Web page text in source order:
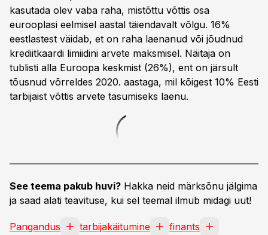
kasutada olev vaba raha, mistõttu võttis osa
eurooplasi eelmisel aastal täiendavalt võlgu. 16%
eestlastest väidab, et on raha laenanud või jõudnud
krediitkaardi limiidini arvete maksmisel. Näitaja on
tublisti alla Euroopa keskmist (26%), ent on järsult
tõusnud võrreldes 2020. aastaga, mil kõigest 10% Eesti
tarbijaist võttis arvete tasumiseks laenu.
See teema pakub huvi? Hakka neid märksõnu jälgima
ja saad alati teavituse, kui sel teemal ilmub midagi uut!
Pangandus tarbijakäitumine
finants